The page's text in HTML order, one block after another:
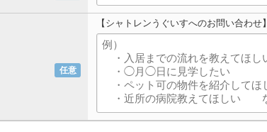
任意
【シャトレンうぐいすへのお問い合わせ】